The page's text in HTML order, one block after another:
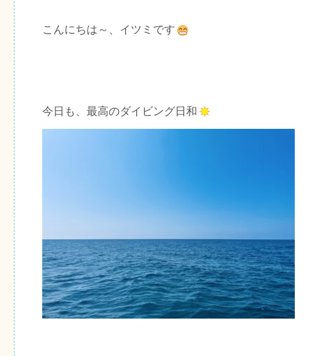
こんにちは～、イツミです
今日も、最高のダイビング日和